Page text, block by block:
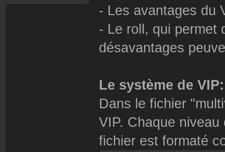
- Les avantages du
- Le roll, qui permet
désavantages
Le système de VIP:
Dans le fichier
VIP. Chaque
fichier est formaté